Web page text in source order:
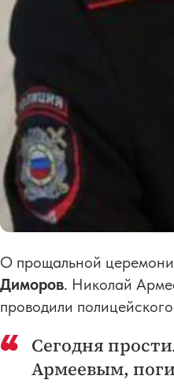
О прощальной
Диморов. Николай
проводили
Сегодня
Армеевым,